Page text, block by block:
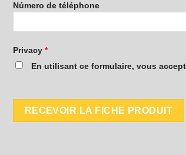
Número de téléphone
Privacy *
En utilisant ce formulaire, vous